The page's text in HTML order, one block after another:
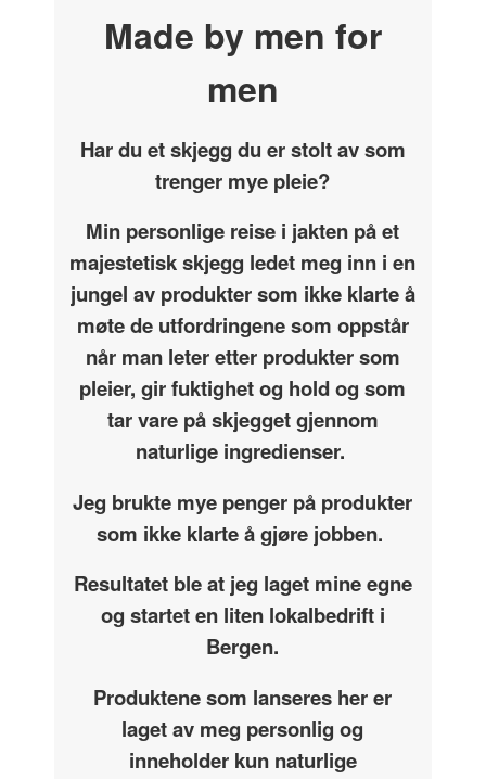
Made by men for
men
Har du et skjegg du er stolt av som
trenger mye pleie?
Min personlige reise i jakten på et
majestetisk skjegg ledet meg inn i en
jungel av produkter som ikke klarte å
møte de utfordringene som oppstår
når man leter etter produkter som
pleier, gir fuktighet og hold og som
tar vare på skjegget gjennom
naturlige ingredienser.
Jeg brukte mye penger på produkter
som ikke klarte å gjøre jobben.
Resultatet ble at jeg laget mine egne
og startet en liten lokalbedrift i
Bergen.
Produktene som lanseres her er
laget av meg personlig og
inneholder kun naturlige